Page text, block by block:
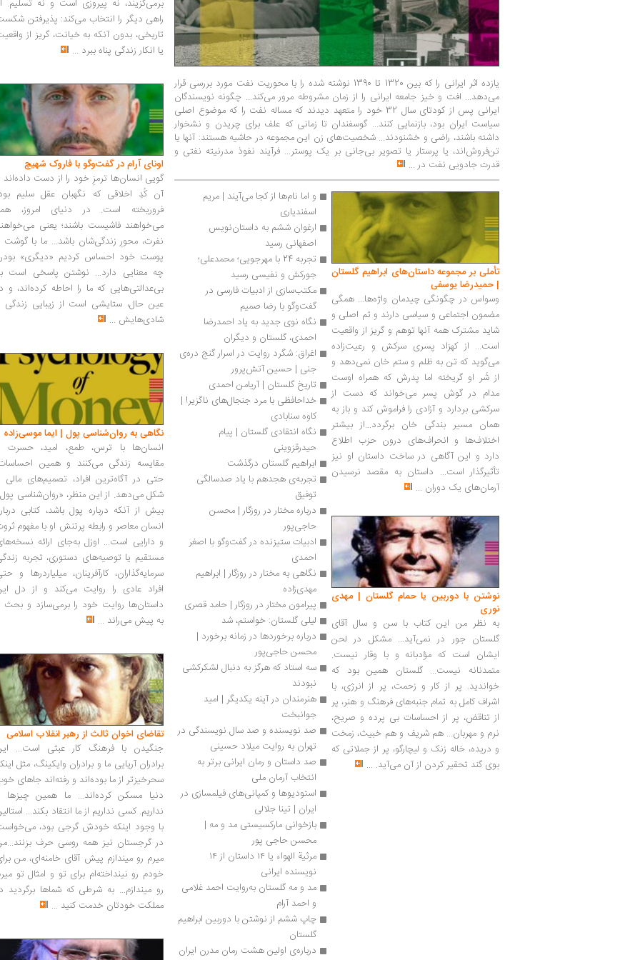
یازده اثر ایرانی را که بین 1320 تا 1390 نوشته شده را با محوریت نفت مورد بررسی قرار
می‌دهد... افت و خیز جامعه ایرانی را از زمان مشروطه مرور می‌کند... چگونه نویسندگان
ایرانی پس از کودتای سال 32 خود را متعهد دیدند که مساله نفت را که موضوع اصلی
سیاست ایران بود، بازنمایی کنند... گوسفندان تا زمانی که علف برای چریدن و نشخوار
داشته باشند، راضی و خشنودند... شخصیت‌های زن این مجموعه در حاشیه هستند: آنها یا
تن‌فروش‌اند، یا پرستار یا تصویر بی‌جانی بر یک پوستر... فرآیند نفوذ مدرنیته نفتی و
قدرت جادویی نفت در ...
تأملی بر مجموعه داستان‌های ابراهیم گلستان
| حمیدرضا یوسفی
وسواس در چگونگی چیدمان واژه‌ها... همگی
مضمون اجتماعی و سیاسی دارند و تم اصلی و
شاید مشترک همه آنها توهم و گریز از واقعیت
است... از کهزاد پسری سرکش و رعیت‌زاده
می‌گوید که تن به ظلم و ستم خان نمی‌دهد و
از شَر او گریخته اما پدرش که همراه اوست
مدام در گوش پسر می‌خواند که دست از
سرکشی بردارد و آزادی را فراموش کند و باز به
همان مسیر بندگی خان برگردد...از بیشتر
اختلاف‌ها و انحراف‌های درون حزب اطلاع
دارد و این آگاهی در ساخت داستان او نیز
تأثیرگذار است... داستان به مقصد نرسیدن
آرمان‌های یک دوران ...
نوشتن با دوربین یا حمام گلستان | مهدی
نوری
به نظر من این کتاب با سن و سال آقای
گلستان جور در نمی‌آید... مشکل در لحن
ایشان است که مؤدبانه و با وقار نیست.
متمدنانه نیست... گلستان همین بود که
خواندید. پر از کار و زحمت، پر از انرژی، با
اشراف کامل به تمام جنبه‌های فرهنگ و هنر، پر
از تناقض، پر از احساسات بی پرده و صریح،
نرم و مهربان... هم شریف و هم خبیث، زمخت
و دریده، خاله زنک و لیچارگو، پر از جملاتی که
بوی گند تحقیر کردن از آن می‌آید. ...
اسفندیاری
اصفهانی رسید
جورکش و نفیسی رسید
گفت‌وگو با رضا صمیم
احمدی، گلستان و دیگران
جنی | حسین آتش‌پرور
تاریخ گلستان | آریامن احمدی
کاوه سنابادی
حیدرقزوینی
ابراهیم گلستان درگذشت
توفیق
حاجی‌پور
احمدی
مهدی‌زاده
پیرامون مختار در روزگار | حامد قصری
لیلی گلستان: خواستم، شد
محسن حاجی‌پور
نبودند
جوانبخت
تهران به روایت میلاد حسینی
انتخاب آرمان ملی
ایران | تینا جلالی
محسن حاجی پور
نویسنده ایرانی
و احمد آرام
گلستان
درباره‌ی اولین هشت رمان مدرن ایران
برمی‌گزیند، نه پیروزی است و نه تسلیم.
راهی دیگر را انتخاب می‌کند: پذیرفتن
تاریخی، بدون آنکه به خیانت، گریز از
یا انکار زندگی پناه ببرد ...
اونای آرام در گفت‌وگو با فاروک شهیچ‭
گویی انسان‌ها ترمزِ خود را از دست داده‌اند
آن کُدِ اخلاقی که نگهبان عقل سلیم
فروریخته است. در دنیای امروز،
می‌خواهند فاشیست باشند؛ یعنی
نفرت، محورِ زندگی‌شان باشد... ما با گوشت
پوست خود احساس کردیم «دیگری»
چه معنایی دارد... نوشتن پاسخی است
بی‌عدالتی‌هایی که ما را احاطه کرده‌اند، و
عین حال، ستایشی است از زیبایی زندگی
شادی‌هایش ...
نگاهی به روان‌شناسی پول | ایما موسی‌زاده
انسان‌ها با ترس، طمع، امید، حسرت
مقایسه زندگی می‌کنند و همین
حتی در آگاه‌ترین افراد، تصمیم‌های مالی
شکل می‌دهد. از این منظر، «روان‌شناسی
بیش از آنکه درباره پول باشد، کتابی
انسان معاصر و رابطه پرتنش او با مفهوم
و دارایی است... اوزل به‌جای ارائه
مستقیم یا توصیه‌های دستوری، تجربه
سرمایه‌گذاران، کارآفرینان، میلیاردرها و
افراد عادی را روایت می‌کند و از دل
داستان‌ها روایت خود را برمی‌سازد و بحث
به پیش می‌راند ...
تقاضای اخوان ثالث از رهبر انقلاب اسلامی
جنگیدن با فرهنگ کار عبثی است...
برادران آریایی ما و برادران وایکینگ، مثل
سحرخیزتر از ما بوده‌اند و رفته‌اند جاهای
دنیا مسکن کرده‌اند... ما همین چیزها
نداریم. کسی نداریم از ما انتقاد بکند...
با وجود اینکه خودش گرجی بود،
در گرجستان نیز همه روسی حرف
میرم رو میندازم پیش آقای خامنه‌ای، من
خودم رو نینداخته‌ام برای تو و امثال تو
رو میندازم... به شرطی که شماها برگردید
مملکت خودتان خدمت کنید ...